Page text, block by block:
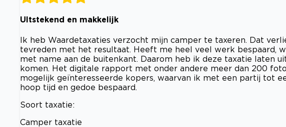
UItstekend en makkelijk
Ik heb Waardetaxaties verzocht mijn camper te taxeren. Dat
tevreden met het resultaat. Heeft me heel veel werk bespaard,
met name aan de buitenkant. Daarom heb ik deze taxatie laten
komen. Het digitale rapport met onder andere meer dan 200
mogelijk geïnteresseerde kopers, waarvan ik met een partij tot
hoop tijd en gedoe bespaard.
Soort taxatie:
Camper taxatie